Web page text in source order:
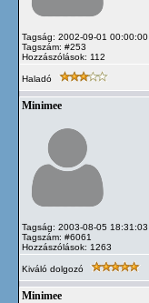
Tagság: 2002-09-01 00:00:00
Tagszám: #253
Hozzászólások: 112
Haladó
Minimee
Tagság: 2003-08-05 18:31:03
Tagszám: #6061
Hozzászólások: 1263
Kiváló dolgozó
Minimee